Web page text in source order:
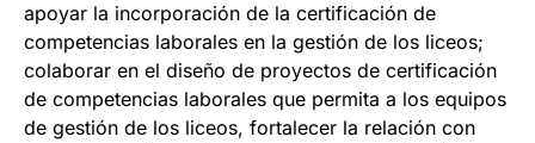
apoyar la incorporación de la certificación de
competencias laborales en la gestión de los liceos;
colaborar en el diseño de proyectos de certificación
de competencias laborales que permita a los equipos
de gestión de los liceos, fortalecer la relación con